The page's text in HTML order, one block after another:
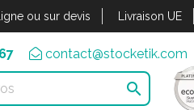
ou sur devis Livraison UE
contact@stocketik.com
